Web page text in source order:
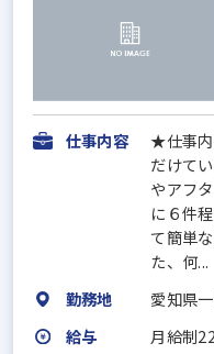
仕事内容
★仕事内
だけて
やアフ
に６件
て簡単
た、何...
勤務地
愛知県
給与
月給制